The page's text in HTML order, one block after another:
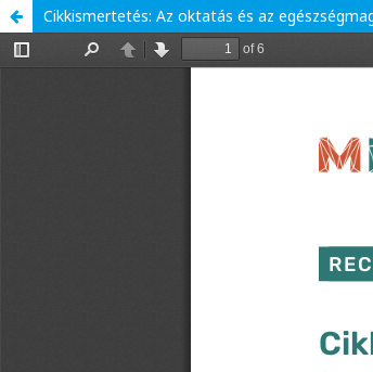
Cikkismertetés: Az oktatás és az